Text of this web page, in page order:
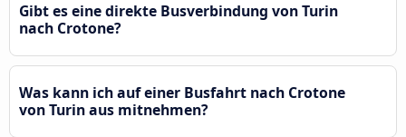
Gibt es eine direkte Busverbindung von Turin
nach Crotone?
Was kann ich auf einer Busfahrt nach Crotone
von Turin aus mitnehmen?